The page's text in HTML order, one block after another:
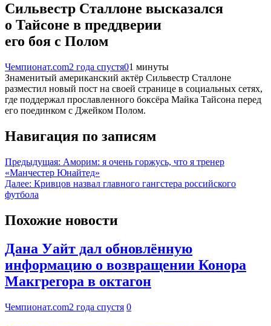
Сильвестр Сталлоне высказался
о Тайсоне в преддверии
его боя с Полом
Чемпионат.com2 года спустя01 минуты
Знаменитый американский актёр Сильвестр Сталлоне
разместил новый пост на своей странице в социальных сетях,
где поддержал прославленного боксёра Майка Тайсона перед
его поединком с Джейком Полом.
Навигация по записям
Предыдущая: Аморим: я очень горжусь, что я тренер
«Манчестер Юнайтед»
Далее: Кривцов назвал главного гангстера российского
футбола
Похожие новости
Дана Уайт дал обновлённую
информацию о возвращении Конора
Макгрегора в октагон
Чемпионат.com2 года спустя 0